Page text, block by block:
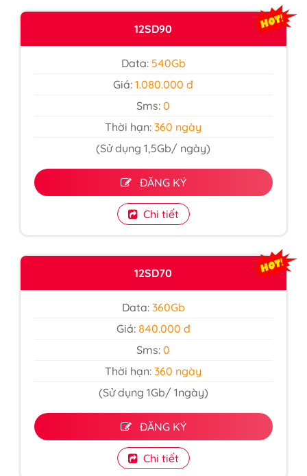
12SD90
Data:540Gb
Giá:1.080.000 đ
Sms:0
Thời hạn: 360 ngày
(Sử dụng 1,5Gb/ ngày)
ĐĂNG KÝ
Chi tiết
12SD70
Data:360Gb
Giá: 840.000 đ
Sms:0
Thời hạn: 360 ngày
(Sử dụng 1Gb/ 1ngày)
ĐĂNG KÝ
Chi tiết